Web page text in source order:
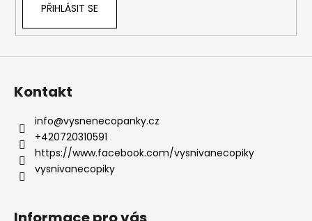
PŘIHLÁSIT SE
Kontakt
info@vysnenecopanky.cz
+420720310591
https://www.facebook.com/vysnivanecopiky
vysnivanecopiky